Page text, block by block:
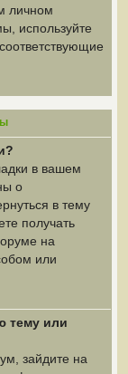
личном
используйте
в вашем
о
в тему
получать
на
или
тему или
зайдите на